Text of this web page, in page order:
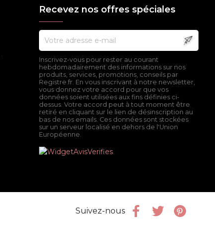
Recevez nos offres spéciales
Inscrivez-vous pour rester au courant
hebdomadairement des informations sur nos
produits, services, promotions, conseils par
Registre.fr. En vous inscrivant à notre newsletter,
vous donnez votre accord pour que vos
données soient utilisées aux fins définies ci-
dessus. Votre accord peut à tout moment être
retiré en cliquant sur le lien de désinscription au
bas de nos emails. Ces données sont stockées
sur un serveur localisé en dehors de l'Union
Européenne.
Suivez-nous FacebookTwitter